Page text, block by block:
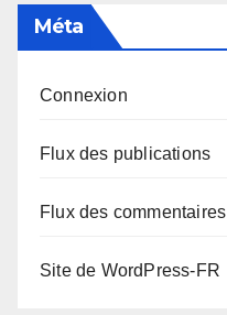
Méta
Connexion
Flux des publications
Flux des commentaires
Site de WordPress-FR